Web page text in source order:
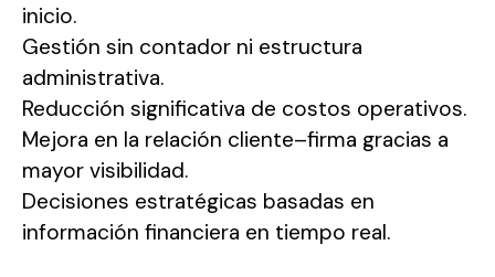
inicio.
Gestión sin contador ni estructura
administrativa.
Reducción significativa de costos operativos.
Mejora en la relación cliente–firma gracias a
mayor visibilidad.
Decisiones estratégicas basadas en
información financiera en tiempo real.